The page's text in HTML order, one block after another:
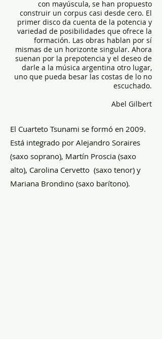
con mayúscula, se han propuesto
construir un corpus casi desde cero. El
primer disco da cuenta de la potencia y
variedad de posibilidades que ofrece la
formación. Las obras hablan por sí
mismas de un horizonte singular. Ahora
suenan por la prepotencia y el deseo de
darle a la música argentina otro lugar,
uno que pueda besar las costas de lo no
escuchado.
Abel Gilbert
El Cuarteto Tsunami se formó en 2009.
Está integrado por Alejandro Soraires
(saxo soprano), Martín Proscia (saxo
alto), Carolina Cervetto (saxo tenor) y
Mariana Brondino (saxo barítono).